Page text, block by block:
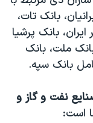
بانک تات،
بانک پرشیا
بانک ملت، بانک
بانک سپه.
نفت و گاز و
است: